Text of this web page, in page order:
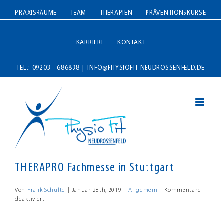
Inhalt
PRAXISRÄUME TEAM THERAPIEN PRÄVENTIONSKURSE
KARRIERE KONTAKT
TEL.: 09203 - 686838 INFO@PHYSIOFIT-NEUDROSSENFELD.DE
THERAPRO Fachmesse in Stuttgart
Von Frank Schulte Januar 28th, 2019 Allgemein
Kommentare
deaktiviertfür